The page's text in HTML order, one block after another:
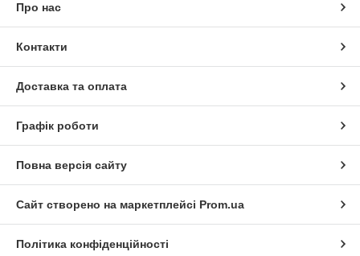
Про нас
Контакти
Доставка та оплата
Графік роботи
Повна версія сайту
Сайт створено на маркетплейсі Prom.ua
Політика конфіденційності